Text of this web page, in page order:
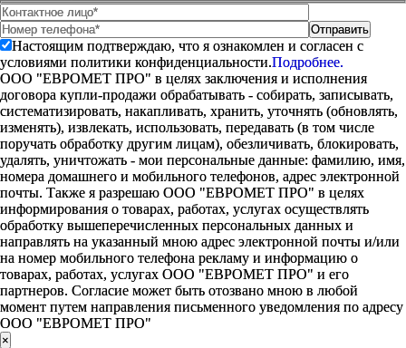
Настоящим подтверждаю, что я ознакомлен и согласен с
условиями политики конфиденциальности.Подробнее.
ООО "ЕВРОМЕТ ПРО" в целях заключения и исполнения
договора купли-продажи обрабатывать - собирать, записывать,
систематизировать, накапливать, хранить, уточнять (обновлять,
изменять), извлекать, использовать, передавать (в том числе
поручать обработку другим лицам), обезличивать, блокировать,
удалять, уничтожать - мои персональные данные: фамилию, имя,
номера домашнего и мобильного телефонов, адрес электронной
почты. Также я разрешаю ООО "ЕВРОМЕТ ПРО" в целях
информирования о товарах, работах, услугах осуществлять
обработку вышеперечисленных персональных данных и
направлять на указанный мною адрес электронной почты и/или
на номер мобильного телефона рекламу и информацию о
товарах, работах, услугах ООО "ЕВРОМЕТ ПРО" и его
партнеров. Согласие может быть отозвано мною в любой
момент путем направления письменного уведомления по адресу
ООО "ЕВРОМЕТ ПРО"
×